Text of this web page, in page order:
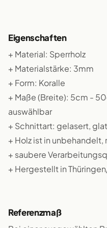
Eigenschaften
+ Material: Sperrholz
+ Materialstärke: 3mm
+ Form: Koralle
+ Maße (Breite): 5cm -
auswählbar
+ Schnittart: gelasert,
+ Holz ist in
+ saubere
+ Hergestellt in
Referenzmaß